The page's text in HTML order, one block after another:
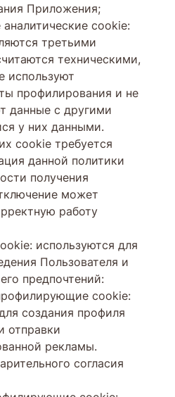
Приложения;
cookie:
третьими
техническими,
используют
профилирования и не
данные с другими
у них данными.
cookie требуется
данной политики
получения
может
работу
используются для
Пользователя и
предпочтений:
cookie:
создания профиля
отправки
рекламы.
согласия